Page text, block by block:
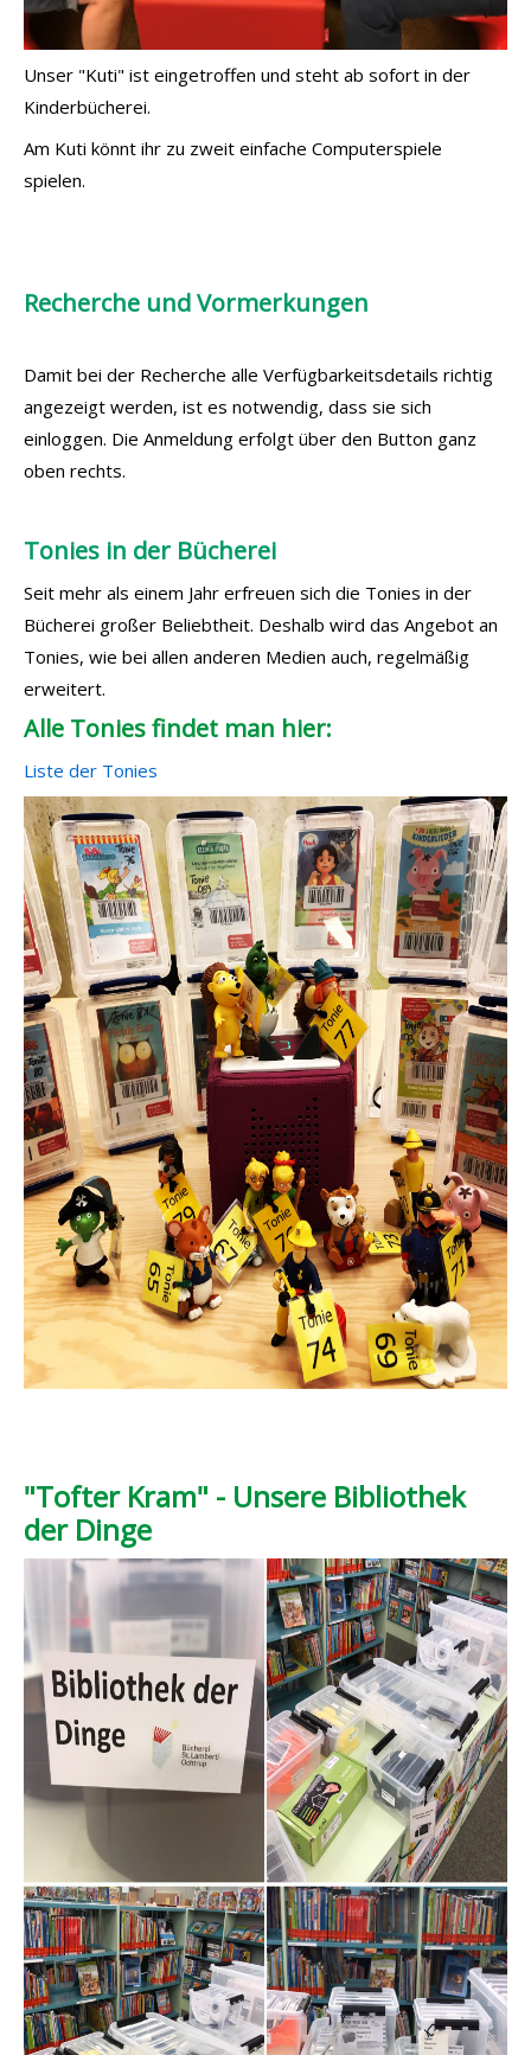
Unser "Kuti" ist eingetroffen und steht ab sofort in der
Kinderbücherei.
Am Kuti könnt ihr zu zweit einfache Computerspiele
spielen.
Recherche und Vormerkungen
Damit bei der Recherche alle Verfügbarkeitsdetails richtig
angezeigt werden, ist es notwendig, dass sie sich
einloggen. Die Anmeldung erfolgt über den Button ganz
oben rechts.
Tonies in der Bücherei
Seit mehr als einem Jahr erfreuen sich die Tonies in der
Bücherei großer Beliebtheit. Deshalb wird das Angebot an
Tonies, wie bei allen anderen Medien auch, regelmäßig
erweitert.
Alle Tonies findet man hier:
Liste der Tonies
"Tofter Kram" - Unsere Bibliothek
der Dinge